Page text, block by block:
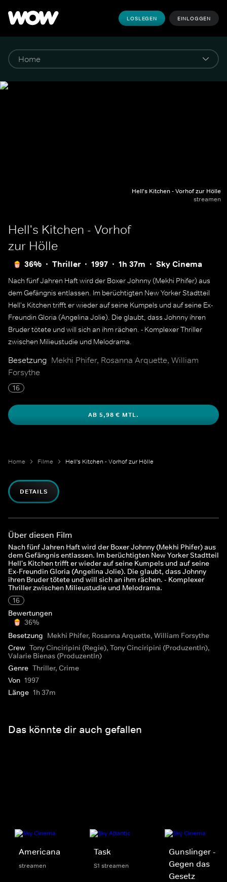
LOSLEGEN EINLOGGEN
Hell's Kitchen - Vorhof zur Hölle
streamen
Hell's Kitchen - Vorhof
zur Hölle
36% Thriller 1997 1h 37m Sky Cinema
Nach fünf Jahren Haft wird der Boxer Johnny (Mekhi Phifer) aus
dem Gefängnis entlassen. Im berüchtigten New Yorker Stadtteil
Hell's Kitchen trifft er wieder auf seine Kumpels und auf seine Ex-
Freundin Gloria (Angelina Jolie). Die glaubt, dass Johnny ihren
Bruder tötete und will sich an ihm rächen. - Komplexer Thriller
zwischen Milieustudie und Melodrama.
Besetzung Mekhi Phifer, Rosanna Arquette, William
Forsythe
16
AB 5,98 € MTL.
Home Filme Hell's Kitchen - Vorhof zur Hölle
DETAILS
Über diesen Film
Nach fünf Jahren Haft wird der Boxer Johnny (Mekhi Phifer) aus
dem Gefängnis entlassen. Im berüchtigten New Yorker Stadtteil
Hell's Kitchen trifft er wieder auf seine Kumpels und auf seine
Ex-Freundin Gloria (Angelina Jolie). Die glaubt, dass Johnny
ihren Bruder tötete und will sich an ihm rächen. - Komplexer
Thriller zwischen Milieustudie und Melodrama.
16
Bewertungen
36%
Besetzung Mekhi Phifer, Rosanna Arquette, William Forsythe
Crew Tony Cinciripini (Regie), Tony Cinciripini (ProduzentIn),
Valarie Bienas (ProduzentIn)
Genre Thriller, Crime
Von 1997
Länge 1h 37m
Das könnte dir auch gefallen
Americana
streamen
Task
S1 streamen
Gunslinger -
Gegen das
Gesetz